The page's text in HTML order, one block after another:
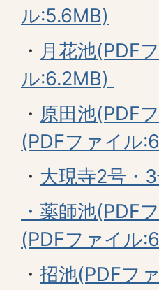
ル:5.6MB)
・ 月花池(PDF
ル:6.2MB)
・ 原田池
(PDFファイル
・ 大現寺2号・
・薬師池(PDF
(PDFファイル
・ 招池(PDFフ